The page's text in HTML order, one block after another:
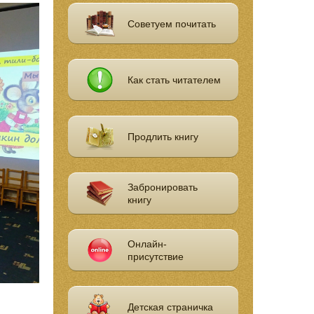
Советуем почитать
Как стать читателем
Продлить книгу
Забронировать
книгу
Онлайн-
присутствие
Детская страничка